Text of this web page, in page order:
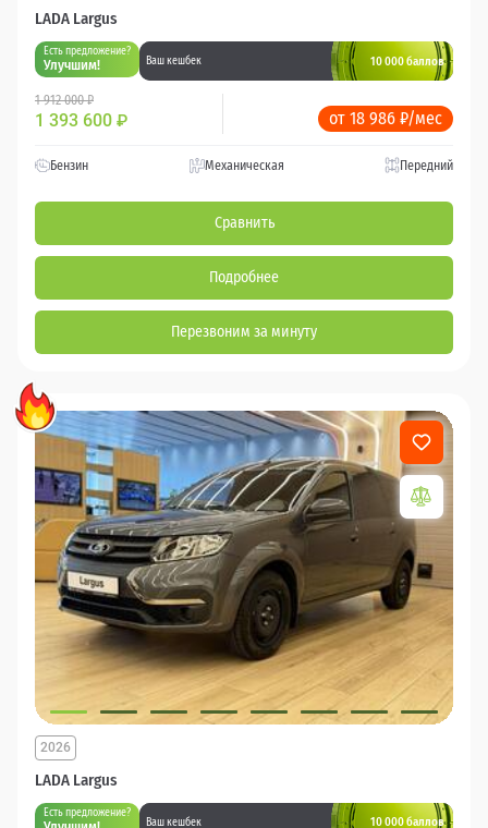
LADA Largus
Есть предложение?
Улучшим! Ваш кешбек 10 000 баллов
1 912 000 ₽
1 393 600 ₽ от 18 986 ₽/мес
Бензин Механическая Передний
Сравнить
Подробнее
Перезвоним за минуту
LADA Largus
2026
Есть предложение?
Ваш кешбек 10 000 баллов